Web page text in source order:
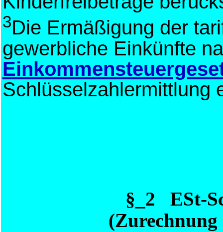
3Die Ermäßigung der
gewerbliche Einkünfte
Schlüsselzahlermittlung
§_2 ESt-
(Zurechnung